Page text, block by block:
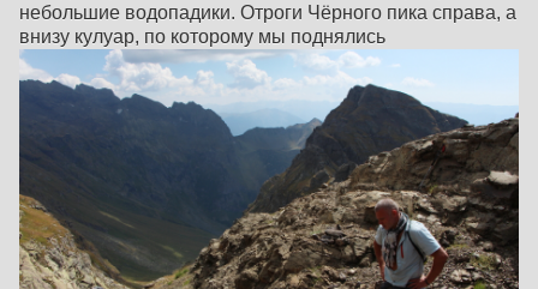
небольшие водопадики. Отроги Чёрного пика справа, а
внизу кулуар, по которому мы поднялись